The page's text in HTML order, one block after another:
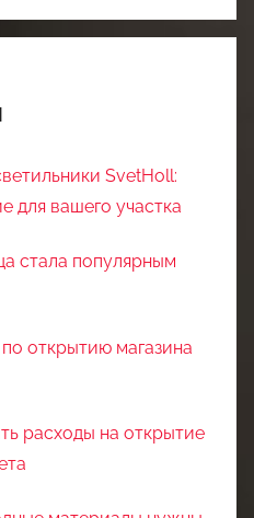
SvetHoll:
для вашего участка
стала популярным
открытию магазина
расходы на открытие